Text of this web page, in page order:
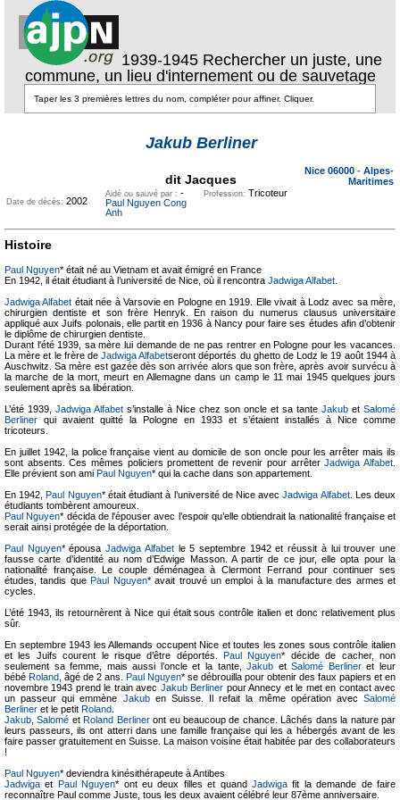
1939-1945 Rechercher un juste, une
commune, un lieu d'internement ou de sauvetage
Jakub Berliner
dit Jacques
Nice 06000 - Alpes-
Maritimes
Date de décès: 2002
Aidé ou sauvé par : -
Paul Nguyen Cong
Anh
Profession: Tricoteur
Histoire
Paul Nguyen* était né au Vietnam et avait émigré en France
En 1942, il était étudiant à l’université de Nice, où il rencontra Jadwiga Alfabet
Jadwiga Alfabet était née à Varsovie en Pologne en 1919. Elle vivait à Lodz avec sa mère,
chirurgien dentiste et son frère Henryk. En raison du numerus clausus universitaire
appliqué aux Juifs polonais, elle partit en 1936 à Nancy pour faire ses études afin d’obtenir
le diplôme de chirurgien dentiste.
Durant l'été 1939, sa mère lui demande de ne pas rentrer en Pologne pour les vacances.
La mère et le frère deJadwiga Alfabetseront déportés du ghetto de Lodz le 19 août 1944 à
Auschwitz. Sa mère est gazée dès son arrivée alors que son frère, après avoir survécu à
la marche de la mort, meurt en Allemagne dans un camp le 11 mai 1945 quelques jours
seulement après sa libération.
L’été 1939, Jadwiga Alfabet s’installe à Nice chez son oncle et sa tante Jakub et Salomé
Berliner qui avaient quitté la Pologne en 1933 et s’étaient installés à Nice comme
tricoteurs.
En juillet 1942, la police française vient au domicile de son oncle pour les arrêter mais ils
sont absents. Ces mêmes policiers promettent de revenir pour arrêterJadwiga Alfabet
Elle prévient son ami Paul Nguyen* qui la cache dans son appartement.
En 1942,Paul Nguyen* était étudiant à l’université de Nice avecJadwiga Alfabet. Les deux
étudiants tombèrent amoureux.
Paul Nguyen* décida de l'épouser avec l’espoir qu’elle obtiendrait la nationalité française et
serait ainsi protégée de la déportation.
Paul Nguyen* épousaJadwiga Alfabetle 5 septembre 1942 et réussit à lui trouver une
fausse carte d’identité au nom d’Edwige Masson. A partir de ce jour, elle opta pour la
nationalité française. Le couple déménagea à Clermont Ferrand pour continuer ses
études, tandis quePaul Nguyen* avait trouvé un emploi à la manufacture des armes et
cycles.
L’été 1943, ils retournèrent à Nice qui était sous contrôle italien et donc relativement plus
sûr.
En septembre 1943 les Allemands occupent Nice et toutes les zones sous contrôle italien
et les Juifs courent le risque d’être déportés.Paul Nguyen* décide de cacher, non
seulement sa femme, mais aussi l’oncle et la tante,Jakub etSalomé Berlineret leur
bébé Roland , âgé de 2 ans. Paul Nguyen* se débrouilla pour obtenir des faux papiers et en
novembre 1943 prend le train avec Jakub Berliner pour Annecy et le met en contact avec
un passeur qui emmène Jakuben Suisse. Il refait la même opération avecSalomé
Berliner et le petit Roland
Jakub ,Salomé etRoland Berlineront eu beaucoup de chance. Lâchés dans la nature par
leurs passeurs, ils ont atterri dans une famille française qui les a hébergés avant de les
faire passer gratuitement en Suisse. La maison voisine était habitée par des collaborateurs
!
Paul Nguyen* deviendra kinésithérapeute à Antibes
Jadwiga et Paul Nguyen* ont eu deux filles et quandJadwiga fit la demande de faire
reconnaître Paul comme Juste, tous les deux avaient célébré leur 87ème anniversaire.